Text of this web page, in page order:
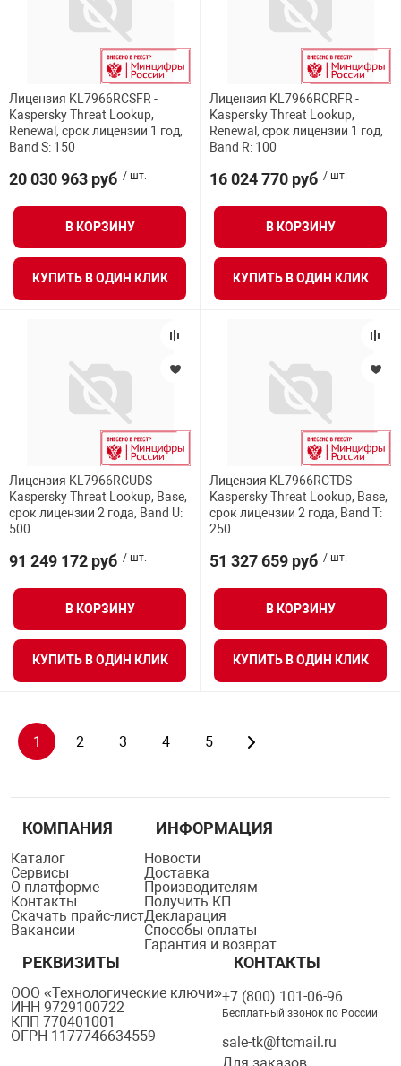
Лицензия KL7966RCSFR -
Kaspersky Threat Lookup,
Renewal, срок лицензии 1 год,
Band S: 150
20 030 963 руб / шт.
В КОРЗИНУ
КУПИТЬ В ОДИН КЛИК
Лицензия KL7966RCRFR -
Kaspersky Threat Lookup,
Renewal, срок лицензии 1 год,
Band R: 100
16 024 770 руб / шт.
В КОРЗИНУ
КУПИТЬ В ОДИН КЛИК
Лицензия KL7966RCUDS -
Kaspersky Threat Lookup, Base,
срок лицензии 2 года, Band U:
500
91 249 172 руб / шт.
В КОРЗИНУ
КУПИТЬ В ОДИН КЛИК
Лицензия KL7966RCTDS -
Kaspersky Threat Lookup, Base,
срок лицензии 2 года, Band T:
250
51 327 659 руб / шт.
В КОРЗИНУ
КУПИТЬ В ОДИН КЛИК
1 2 3 4 5
КОМПАНИЯ
Каталог
Сервисы
О платформе
Контакты
Скачать прайс-лист
Вакансии
ИНФОРМАЦИЯ
Новости
Доставка
Производителям
Получить КП
Декларация
Способы оплаты
Гарантия и возврат
РЕКВИЗИТЫ
ООО «Технологические ключи»
ИНН 9729100722
КПП 770401001
ОГРН 1177746634559
КОНТАКТЫ
+7 (800) 101-06-96
Бесплатный звонок по России
sale-tk@ftcmail.ru